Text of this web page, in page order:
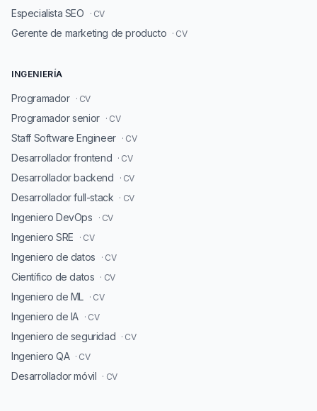
Especialista SEO · CV
Gerente de marketing de producto · CV
INGENIERÍA
Programador · CV
Programador senior · CV
Staff Software Engineer · CV
Desarrollador frontend · CV
Desarrollador backend · CV
Desarrollador full-stack · CV
Ingeniero DevOps · CV
Ingeniero SRE · CV
Ingeniero de datos · CV
Científico de datos · CV
Ingeniero de ML · CV
Ingeniero de IA · CV
Ingeniero de seguridad · CV
Ingeniero QA · CV
Desarrollador móvil · CV